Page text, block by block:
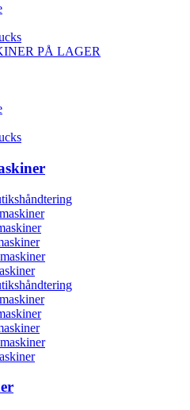
PÅ LAGER